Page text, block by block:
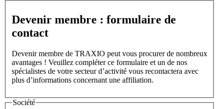
Devenir membre : formulaire de
contact
Devenir membre de TRAXIO peut vous procurer de nombreux
avantages ! Veuillez compléter ce formulaire et un de nos
spécialistes de votre secteur d’activité vous recontactera avec
plus d’informations concernant une affiliation.
Société